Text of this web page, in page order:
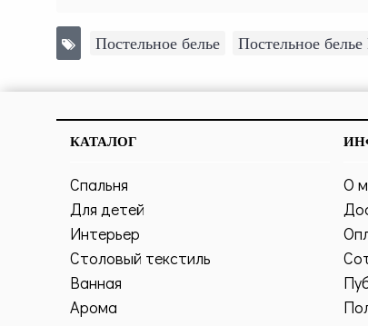
Постельное белье Постельное
КАТАЛОГ
Спальня
Для детей
Интерьер
Столовый текстиль
Ванная
Арома
О